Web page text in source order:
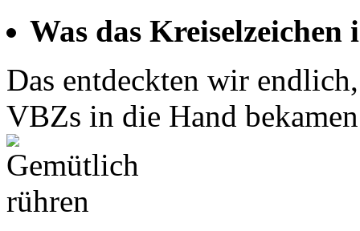
Was das
Das entdeckten wir
VBZs in die Hand